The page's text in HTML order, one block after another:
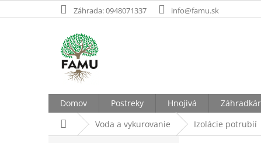
na
Záhrada: 0948071337 info@famu.sk
Domov Postreky Hnojivá
DomovVoda a vykurovanie Izolácie potrubií